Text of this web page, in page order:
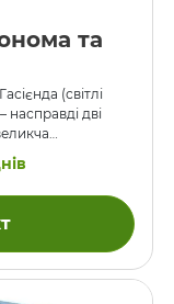
та
(світлі
дві
Двері мають
в квартирі в